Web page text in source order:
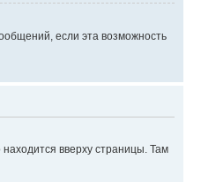
если эта возможность
вверху страницы. Там